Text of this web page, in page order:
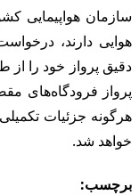
هواپیمایی
دارند،
پرواز خود را از
فرودگاه‌های
جزئیات
شد.